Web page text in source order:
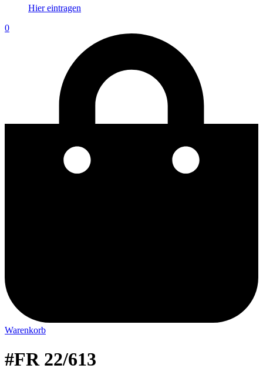
Hier eintragen
0
Warenkorb
#FR 22/613